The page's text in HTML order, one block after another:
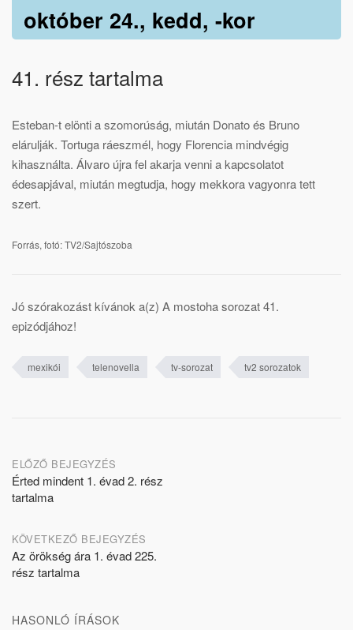
október 24., kedd, -kor
41. rész tartalma
Esteban-t elönti a szomorúság, miután Donato és Bruno
elárulják. Tortuga ráeszmél, hogy Florencia mindvégig
kihasználta. Álvaro újra fel akarja venni a kapcsolatot
édesapjával, miután megtudja, hogy mekkora vagyonra tett
szert.
Forrás, fotó: TV2/Sajtószoba
Jó szórakozást kívánok a(z) A mostoha sorozat 41.
epizódjához!
mexikói telenovella tv-sorozat tv2 sorozatok
Post
navigation
ELŐZŐ BEJEGYZÉS
Érted mindent 1. évad 2. rész
tartalma
KÖVETKEZŐ BEJEGYZÉS
Az örökség ára 1. évad 225.
rész tartalma
HASONLÓ ÍRÁSOK